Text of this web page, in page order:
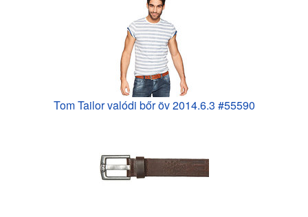
Tom Tailor valódi bőr öv 2014.6.3 #55590